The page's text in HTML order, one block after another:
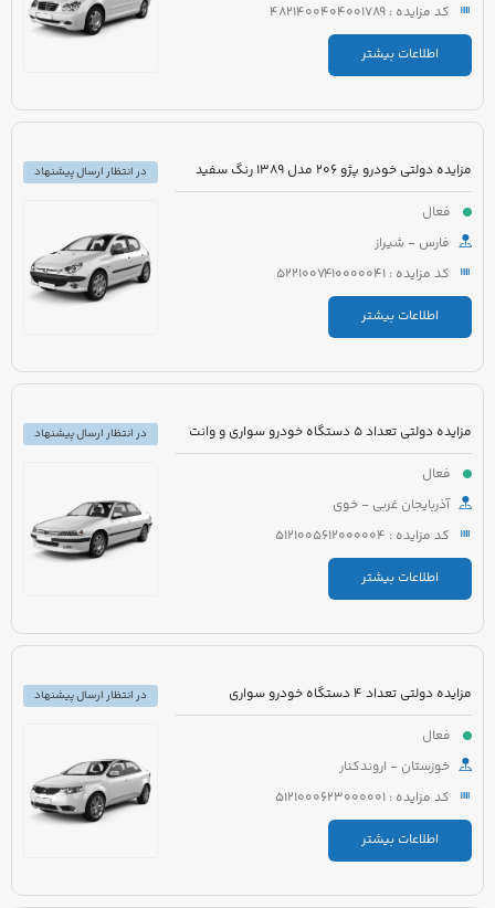
کد مزایده : 4821400404001789
اطلاعات بیشتر
مزایده دولتی خودرو پژو 206 مدل 1389 رنگ سفید
فعال
فارس - شیراز
کد مزایده : 5221007410000041
اطلاعات بیشتر
در انتظار ارسال پیشنهاد
مزایده دولتی تعداد 5 دستگاه خودرو سواری و وانت
فعال
آذربایجان غربی - خوی
کد مزایده : 5121005612000004
اطلاعات بیشتر
در انتظار ارسال پیشنهاد
مزایده دولتی تعداد 4 دستگاه خودرو سواری
فعال
خوزستان - اروندکنار
کد مزایده : 5121000623000001
اطلاعات بیشتر
در انتظار ارسال پیشنهاد